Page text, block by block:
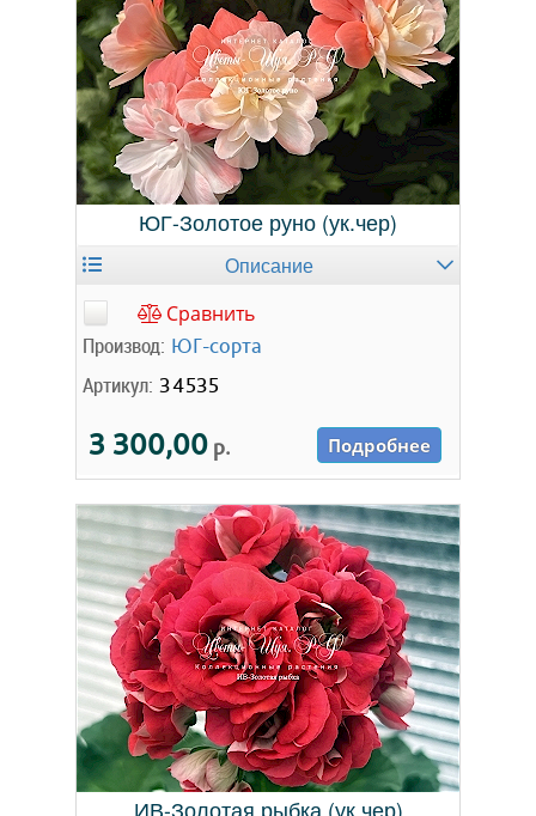
ЮГ-Золотое руно (ук.чер)
Описание
Сравнить
Производ: ЮГ-сорта
Артикул: 34535
3 300,00 р. Подробнее
ИВ-Золотая рыбка (ук.чер)